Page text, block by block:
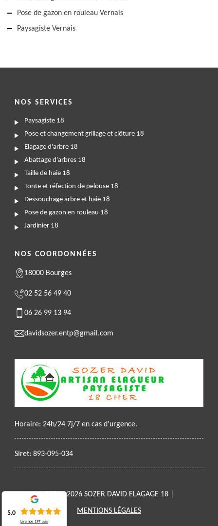
Pose de gazon en rouleau Vernais
Paysagiste Vernais
NOS SERVICES
Paysagiste 18
Pose et changement grillage et clôture 18
Elagage d'arbre 18
Abattage d'arbres 18
Taille de haie 18
Tonte et réfection de pelouse 18
Dessouchage arbre et haie 18
Pose de gazon en rouleau 18
Jardinier 18
NOS COORDONNÉES
18000 Bourges
02 52 56 49 40
06 26 99 13 94
davidsozer.entp@gmail.com
Horaire: 24h/24 7j/7 en cas d'urgence.
Siret: 893-095-034
2021 - 2026 SOZER DAVID ELAGAGE 18 |
MENTIONS LÉGALES
5.0
Lire nos197 avis